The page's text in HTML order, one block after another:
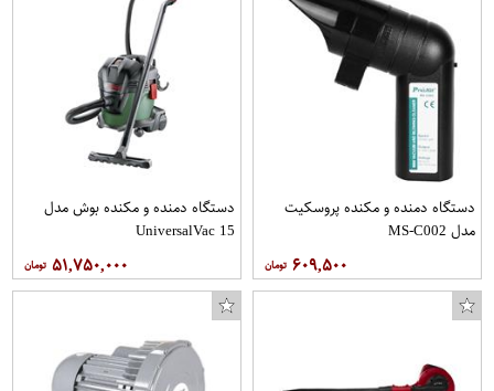
دستگاه دمنده و مکنده پروسکیت
مدل MS-C002
۶۰۹,۵۰۰
دستگاه دمنده و مکنده بوش مدل
UniversalVac 15
۵۱,۷۵۰,۰۰۰